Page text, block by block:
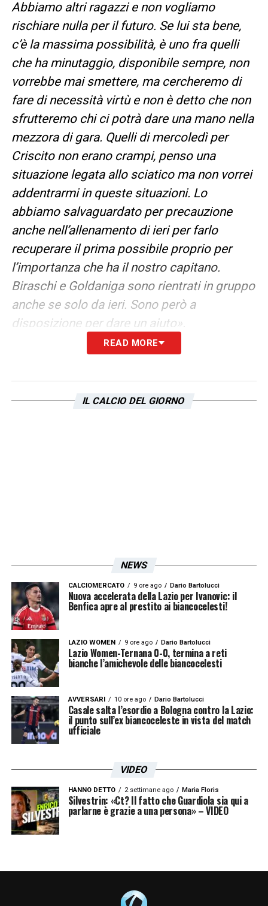
Abbiamo altri ragazzi e non vogliamo
rischiare nulla per il futuro. Se lui sta bene,
c’è la massima possibilità, è uno fra quelli
che ha minutaggio, disponibile sempre, non
vorrebbe mai smettere, ma cercheremo di
fare di necessità virtù e non è detto che non
sfrutteremo chi ci potrà dare una mano nella
mezzora di gara. Quelli di mercoledì per
Criscito non erano crampi, penso una
situazione legata allo sciatico ma non vorrei
addentrarmi in queste situazioni. Lo
abbiamo salvaguardato per precauzione
anche nell’allenamento di ieri per farlo
recuperare il prima possibile proprio per
l’importanza che ha il nostro capitano.
Biraschi e Goldaniga sono rientrati in gruppo
anche se solo da ieri. Sono però a
disposizione per dare un aiuto».
READ MORE
IL CALCIO DEL GIORNO
NEWS
CALCIOMERCATO 9 ore ago Dario Bartolucci
Nuova accelerata della Lazio per Ivanovic: il
Benfica apre al prestito ai biancocelesti!
LAZIO WOMEN 9 ore ago Dario Bartolucci
Lazio Women-Ternana 0-0, termina a reti
bianche l’amichevole delle biancocelesti
AVVERSARI 10 ore ago Dario Bartolucci
Casale salta l’esordio a Bologna contro la Lazio:
il punto sull’ex biancoceleste in vista del match
ufficiale
VIDEO
HANNO DETTO 2 settimane ago Maria Floris
Silvestrin: «Ct? Il fatto che Guardiola sia qui a
parlarne è grazie a una persona» – VIDEO